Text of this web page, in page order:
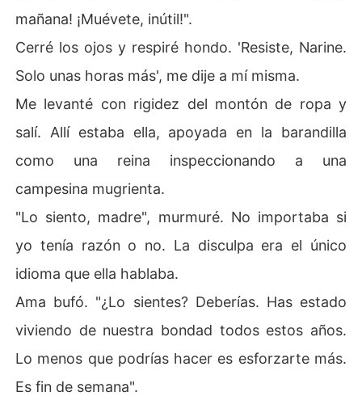
mañana! ¡Muévete, inútil!".
Cerré los ojos y respiré hondo. 'Resiste, Narine.
Solo unas horas más', me dije a mí misma.
Me levanté con rigidez del montón de ropa y
salí. Allí estaba ella, apoyada en la barandilla
como una reina inspeccionando a una
campesina mugrienta.
"Lo siento, madre", murmuré. No importaba si
yo tenía razón o no. La disculpa era el único
idioma que ella hablaba.
Ama bufó. "¿Lo sientes? Deberías. Has estado
viviendo de nuestra bondad todos estos años.
Lo menos que podrías hacer es esforzarte más.
Es fin de semana".